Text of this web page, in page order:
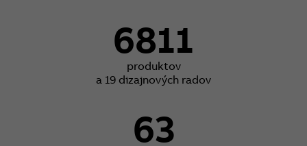
6811
produktov
a 19 dizajnových radov
63